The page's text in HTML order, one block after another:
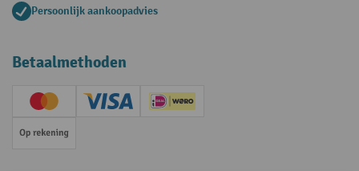
Persoonlijk aankoopadvies
Betaalmethoden
Creditcard (Master)Creditcard (Visa)iDEAL | Wero
Op rekening